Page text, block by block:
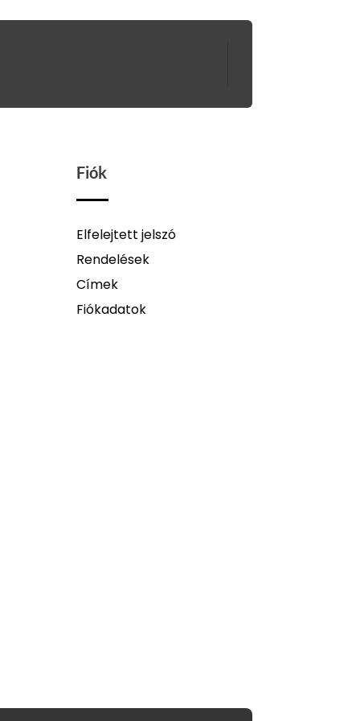
Fiók
Elfelejtett jelszó
Rendelések
Címek
Fiókadatok